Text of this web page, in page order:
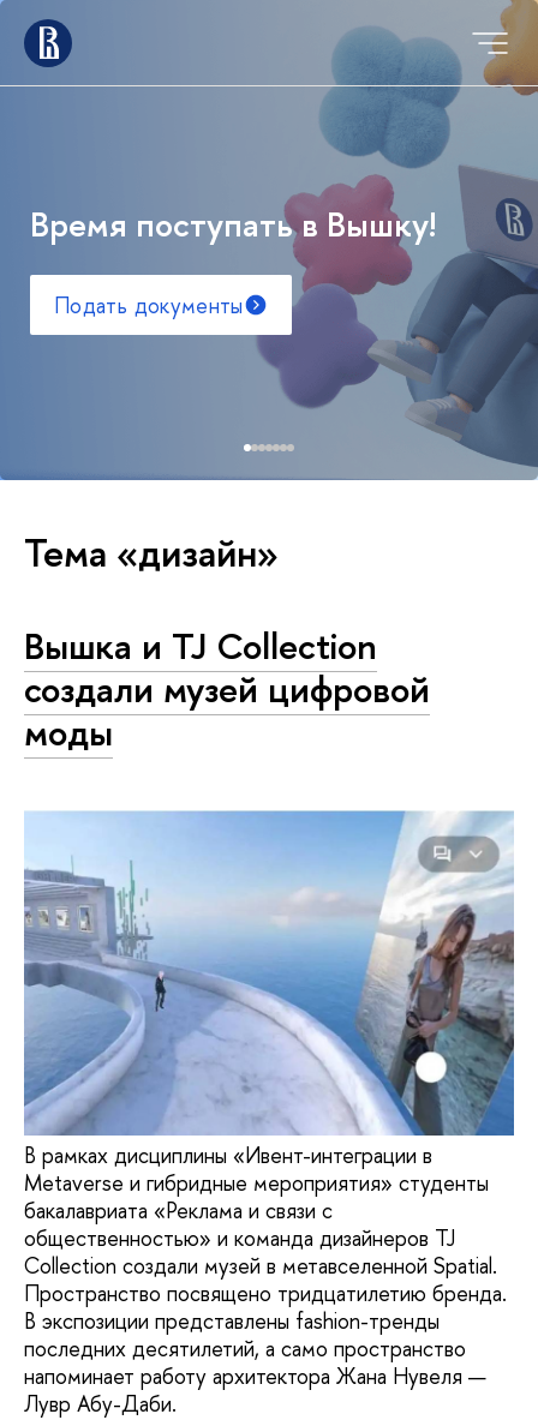
Время поступать в Вышку!
Подать документы
Тема «дизайн»
Вышка и TJ Collection
создали музей цифровой
моды
В рамках дисциплины «Ивент-интеграции в
Metaverse и гибридные мероприятия» студенты
бакалавриата «Реклама и связи с
общественностью» и команда дизайнеров TJ
Collection создали музей в метавселенной Spatial.
Пространство посвящено тридцатилетию бренда.
В экспозиции представлены fashion-тренды
последних десятилетий, а само пространство
напоминает работу архитектора Жана Нувеля —
Лувр Абу-Даби.